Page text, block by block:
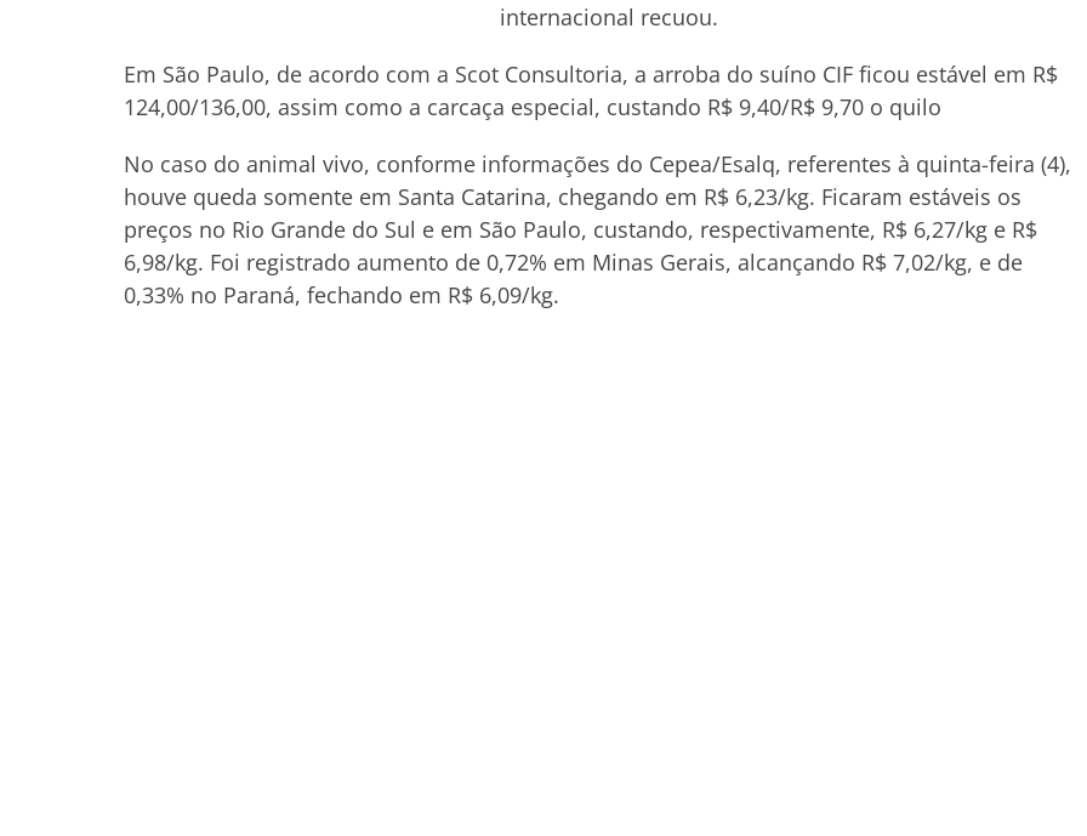
internacional recuou.
Em São Paulo, de acordo com a Scot Consultoria, a arroba do suíno CIF ficou estável em R$
124,00/136,00, assim como a carcaça especial, custando R$ 9,40/R$ 9,70 o quilo
No caso do animal vivo, conforme informações do Cepea/Esalq, referentes à quinta-feira (4),
houve queda somente em Santa Catarina, chegando em R$ 6,23/kg. Ficaram estáveis os
preços no Rio Grande do Sul e em São Paulo, custando, respectivamente, R$ 6,27/kg e R$
6,98/kg. Foi registrado aumento de 0,72% em Minas Gerais, alcançando R$ 7,02/kg, e de
0,33% no Paraná, fechando em R$ 6,09/kg.